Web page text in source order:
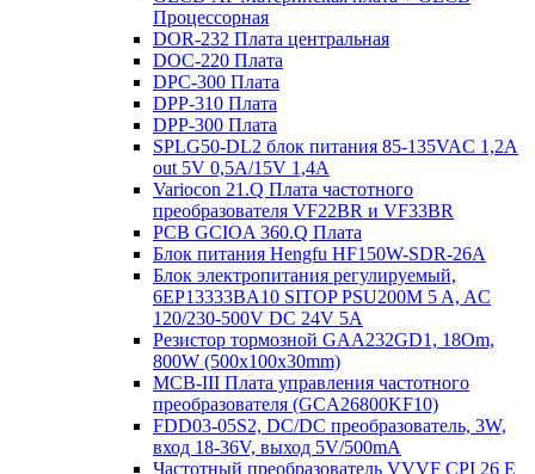
Процессорная
DOR-232 Плата центральная
DOC-220 Плата
DPC-300 Плата
DPP-310 Плата
DPP-300 Плата
SPLG50-DL2 блок питания 85-135VAC 1,2А
out 5V 0,5А/15V 1,4А
Variocon 21.Q Плата частотного
преобразователя VF22BR и VF33BR
PCB GCIOA 360.Q Плата
Блок питания Hengfu HF150W-SDR-26A
Блок электропитания регулируемый,
6EP13333BA10 SITOP PSU200M 5 A, AC
120/230-500V DC 24V 5A
Резистор тормозной GAA232GD1, 18Om,
800W (500x100x30mm)
MCB-III Плата управления частотного
преобразователя (GCA26800KF10)
FDD03-05S2, DC/DC преобразователь, 3W,
вход 18-36V, выход 5V/500mA
Частотный преобразователь VVVF CPI 26 E